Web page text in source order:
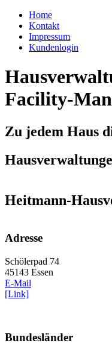
Home
Kontakt
Impressum
Kundenlogin
Facility-
Zu jedem Haus
Heitmann-
Adresse
Schölerpad 74
45143 Essen
E-Mail
[Link]
Bundesländer